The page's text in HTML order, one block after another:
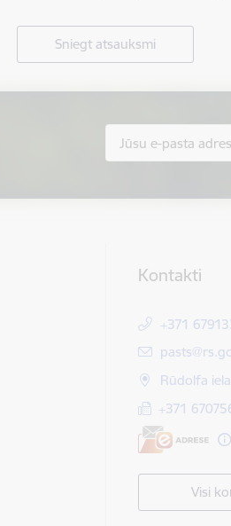
Sniegt atsauksmi
Kontakti
+371
E-pasts:
Rūdolfa
+371
Visi